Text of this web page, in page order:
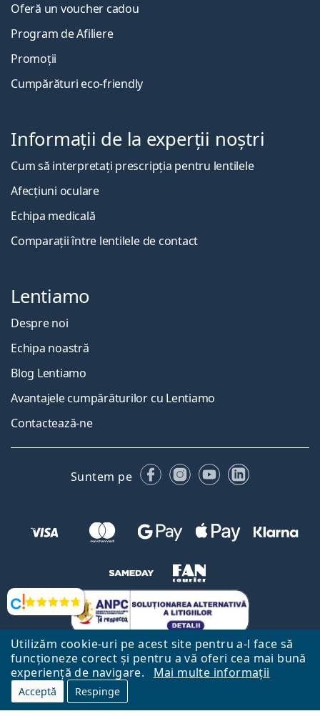
Utilizăm cookie-uri pe acest site pentru a-l face să
funcționeze corect și pentru a vă oferi cea mai bună
experiență de navigare.
Mai multe informații
Acceptă Respinge
Opinii
Oferă un voucher cadou
Program de Afiliere
Promoții
Cumpărături eco-friendly
Informații de la experții noștri
Cum să interpretați prescripția pentru lentilele
Afecțiuni oculare
Echipa medicală
Comparații între lentilele de contact
Lentiamo
Despre noi
Echipa noastră
Blog Lentiamo
Avantajele cumpărăturilor cu Lentiamo
Contactează-ne
Suntem pe FacebookInstagram
YouTubeLinkedIn
Către Pagina Principală Mai sus